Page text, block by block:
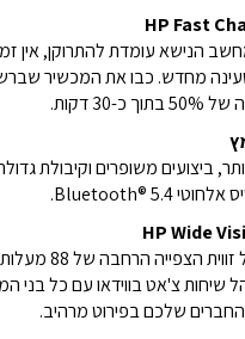
הנישא עומדת להתרוקן, אין
מחדש. כבו את המכשיר
ביצועים משופרים וקיבולת
שדה הראייה בעל זווית הצפייה הרחבה של 88 מעלות
שיחות צ'אט בווידאו עם כל בני
שלכם בפירוט מרהיב.